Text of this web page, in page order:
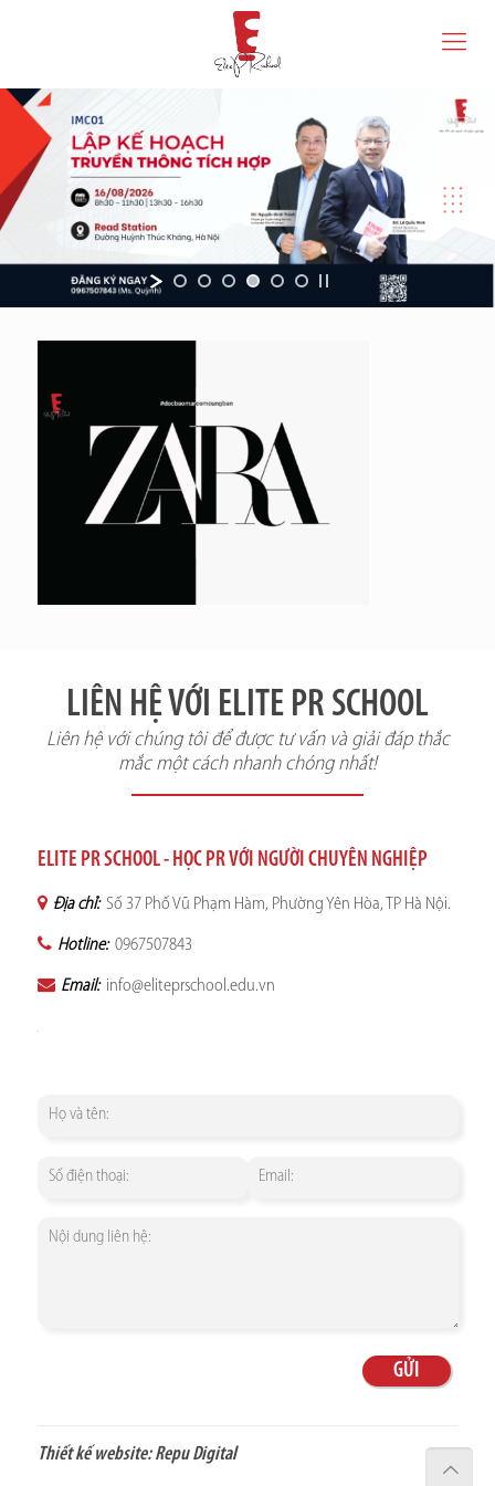
LIÊN HỆ VỚI ELITE PR SCHOOL
Liên hệ với chúng tôi để được tư vấn và giải đáp thắc
mắc một cách nhanh chóng nhất!
ELITE PR SCHOOL - HỌC PR VỚI NGƯỜI CHUYÊN NGHIỆP
Địa chỉ: Số 37 Phố Vũ Phạm Hàm, Phường Yên Hòa, TP Hà Nội.
Hotline: 0967507843
Email: info@eliteprschool.edu.vn
Thiết kế website:Repu Digital